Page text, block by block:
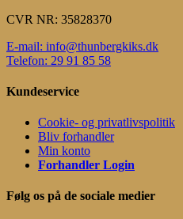
CVR NR: 35828370
E-mail: info@thunbergkiks.dk
Telefon: 29 91 85 58
Kundeservice
Cookie- og privatlivspolitik
Bliv forhandler
Min konto
Forhandler Login
Følg os på de sociale medier